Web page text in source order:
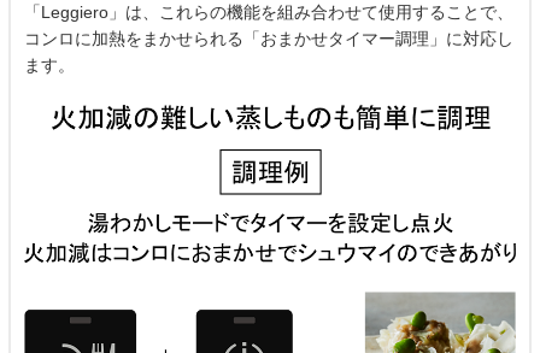
「Leggiero」は、これらの機能を組み合わせて使用することで、
コンロに加熱をまかせられる「おまかせタイマー調理」に対応し
ます。